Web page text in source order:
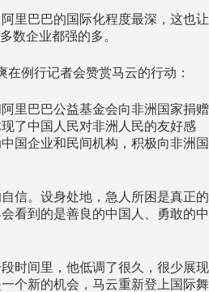
里巴巴的国际化程度最深，这也让
数企业都强的多。
在例行记者会赞赏马云的行动：
里巴巴公益基金会向非洲国家捐赠
了中国人民对非洲人民的友好感
国企业和民间机构，积极向非洲国
信。设身处地，急人所困是真正的
看到的是善良的中国人、勇敢的中
时间里，他低调了很久，很少展现
个新的机会，马云重新登上国际舞